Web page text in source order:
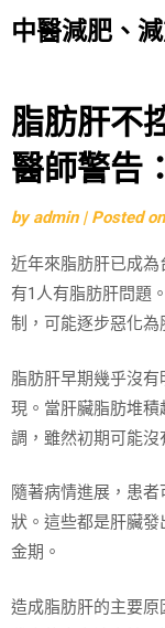
中醫減肥、
Skip
to
content
脂肪肝不
醫師警告
byadmin | Posted on
近年來脂肪肝已成
有1人有脂肪肝問題
制，可能逐步惡化為
脂肪肝早期幾乎沒
現。當肝臟脂肪堆積
調，雖然初期可能沒
隨著病情進展，患
狀。這些都是肝臟
金期。
造成脂肪肝的主要